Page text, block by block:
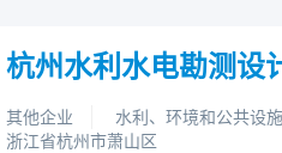
杭州水利水电勘测设
其他企业 水利、环境和公共设
浙江省杭州市萧山区